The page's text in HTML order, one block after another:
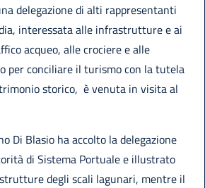
delegazione di alti rappresentanti
interessata alle infrastrutture e ai
acqueo, alle crociere e alle
per conciliare il turismo con la tutela
storico, è venuta in visita al
Di Blasio ha accolto la delegazione
di Sistema Portuale e illustrato
degli scali lagunari, mentre il